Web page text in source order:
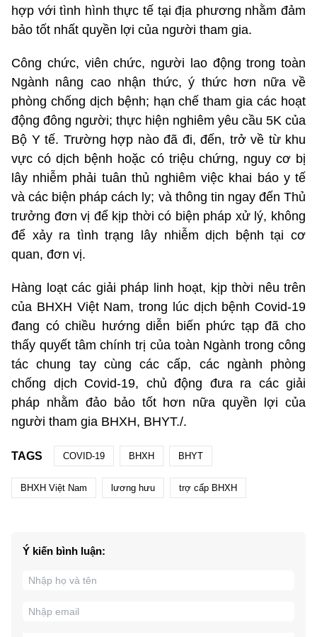
hợp với tình hình thực tế tại địa phương nhằm đảm
bảo tốt nhất quyền lợi của người tham gia.
Công chức, viên chức, người lao động trong toàn
Ngành nâng cao nhận thức, ý thức hơn nữa về
phòng chống dịch bệnh; hạn chế tham gia các hoạt
động đông người; thực hiện nghiêm yêu cầu 5K của
Bộ Y tế. Trường hợp nào đã đi, đến, trở về từ khu
vực có dịch bệnh hoặc có triệu chứng, nguy cơ bị
lây nhiễm phải tuân thủ nghiêm việc khai báo y tế
và các biện pháp cách ly; và thông tin ngay đến Thủ
trưởng đơn vị để kịp thời có biện pháp xử lý, không
để xảy ra tình trạng lây nhiễm dịch bệnh tại cơ
quan, đơn vị.
Hàng loạt các giải pháp linh hoạt, kịp thời nêu trên
của BHXH Việt Nam, trong lúc dịch bệnh Covid-19
đang có chiều hướng diễn biến phức tạp đã cho
thấy quyết tâm chính trị của toàn Ngành trong công
tác chung tay cùng các cấp, các ngành phòng
chống dịch Covid-19, chủ động đưa ra các giải
pháp nhằm đảo bảo tốt hơn nữa quyền lợi của
người tham gia BHXH, BHYT./.
TAGS COVID-19 BHXH BHYT
BHXH Việt Nam lương hưu trợ cấp BHXH
Ý kiến bình luận: